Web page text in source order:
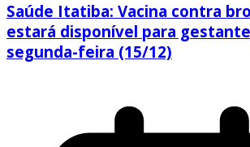
Saúde Itatiba: Vacina contra
estará disponível para
segunda-feira (15/12)